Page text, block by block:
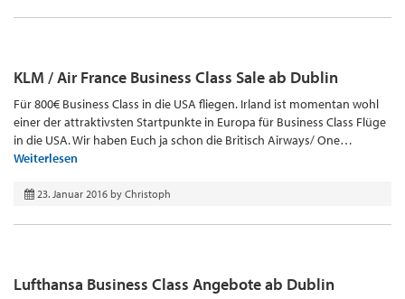
KLM / Air France Business Class Sale ab Dublin
Für 800€ Business Class in die USA fliegen. Irland ist momentan wohl
einer der attraktivsten Startpunkte in Europa für Business Class Flüge
in die USA. Wir haben Euch ja schon die Britisch Airways/ One…
Weiterlesen
23. Januar 2016 by Christoph
Lufthansa Business Class Angebote ab Dublin